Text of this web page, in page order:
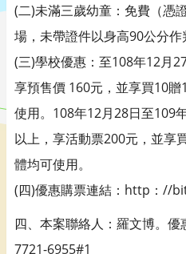
(二)未滿三歲幼童：免費（憑
場，未帶證件以身高90公分作
(三)學校優惠：至108年12月
享預售價 160元，並享買10
使用。108年12月28日至109
以上，享活動票200元，並享
體均可使用。
(四)優惠購票連結：http：//
四、本案聯絡人：羅文博。優
7721-6955#1